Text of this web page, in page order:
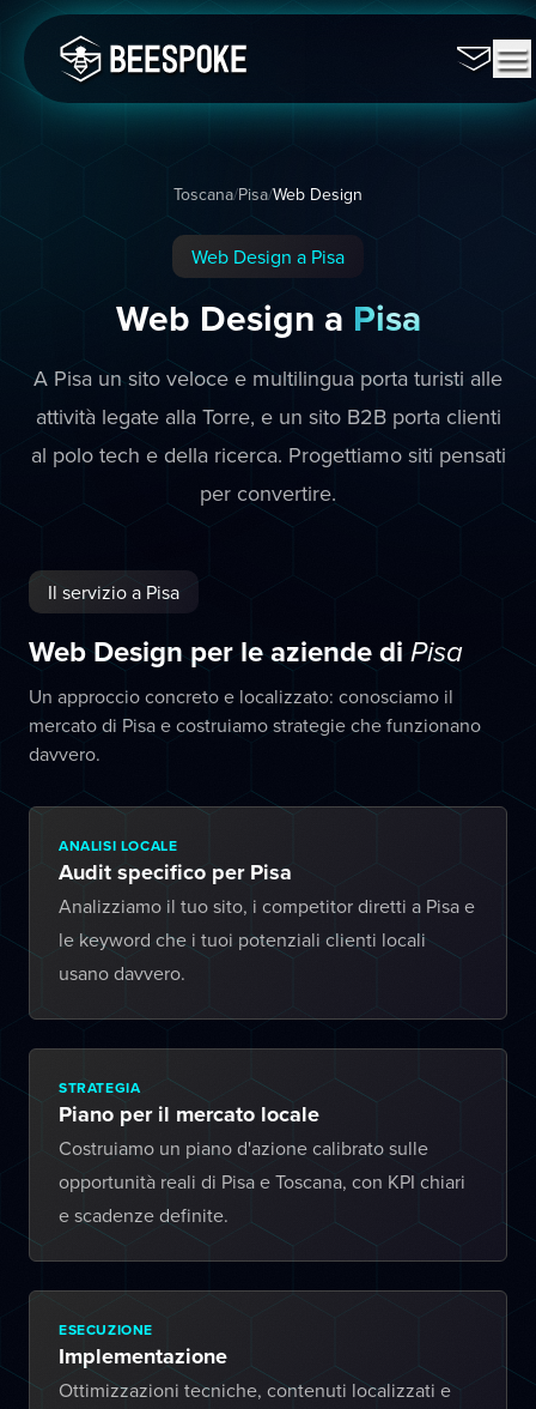
Toscana/Pisa/Web Design
Web Design a Pisa
Web Design a Pisa
A Pisa un sito veloce e multilingua porta turisti alle
attività legate alla Torre, e un sito B2B porta clienti
al polo tech e della ricerca. Progettiamo siti pensati
per convertire.
Il servizio a Pisa
Web Design per le aziende di Pisa
Un approccio concreto e localizzato: conosciamo il
mercato di Pisa e costruiamo strategie che funzionano
davvero.
ANALISI LOCALE
Audit specifico per Pisa
Analizziamo il tuo sito, i competitor diretti a Pisa e
le keyword che i tuoi potenziali clienti locali
usano davvero.
STRATEGIA
Piano per il mercato locale
Costruiamo un piano d'azione calibrato sulle
opportunità reali di Pisa e Toscana, con KPI chiari
e scadenze definite.
ESECUZIONE
Implementazione
Ottimizzazioni tecniche, contenuti localizzati e